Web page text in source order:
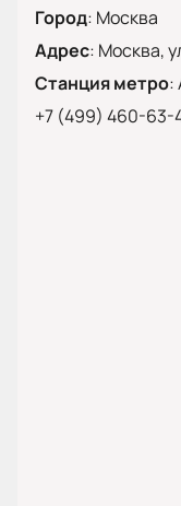
Город: Москва
Адрес: Москва,
Станция метро:
+7 (499) 460-63-